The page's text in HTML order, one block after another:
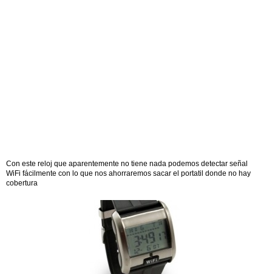
Con este reloj que aparentemente no tiene nada podemos detectar señal
WiFi fácilmente con lo que nos ahorraremos sacar el portatil donde no hay
cobertura